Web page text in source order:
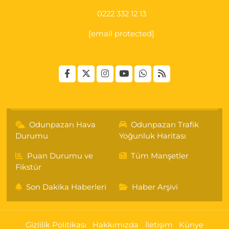
0222 332 12 13
[email protected]
Odunpazarı Hava
Durumu
Odunpazarı Trafik
Yoğunluk Haritası
Puan Durumu ve
Fikstür
Tüm Manşetler
Son Dakika Haberleri Haber Arşivi
Gizlilik Politikası Hakkımızda İletişim Künye